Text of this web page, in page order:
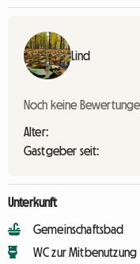
Lind
Noch keine
Alter:
Gastgeber seit:
Unterkunft
Gemeinschaftsbad
WC zur Mitbenutzung